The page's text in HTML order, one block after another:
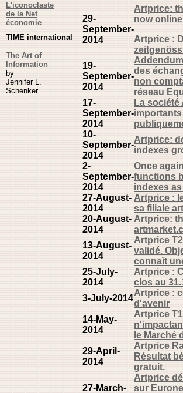
L'iconoclaste
de la Net
économie
TIME international
The Art of
Information
by
Jennifer L.
Schenker
29-
September-
2014
Artprice:
now online
Artprice :
19-
September-
2014
des
non
réseau
17-
September-
2014
La
10-
September-
2014
Artprice:
indexes
2-
September-
2014
Once
functions
indexes
27-August-
2014
Artprice :
sa filiale
20-August-
2014
Artprice:
13-August-
2014
Artprice
validé.
connaît
25-July-
2014
Artprice :
clos au
3-July-2014
Artprice :
d'avenir
14-May-
2014
Artprice
le Marché
29-April-
2014
Artprice
Résultat
gratuit.
27-March-
Artprice
sur